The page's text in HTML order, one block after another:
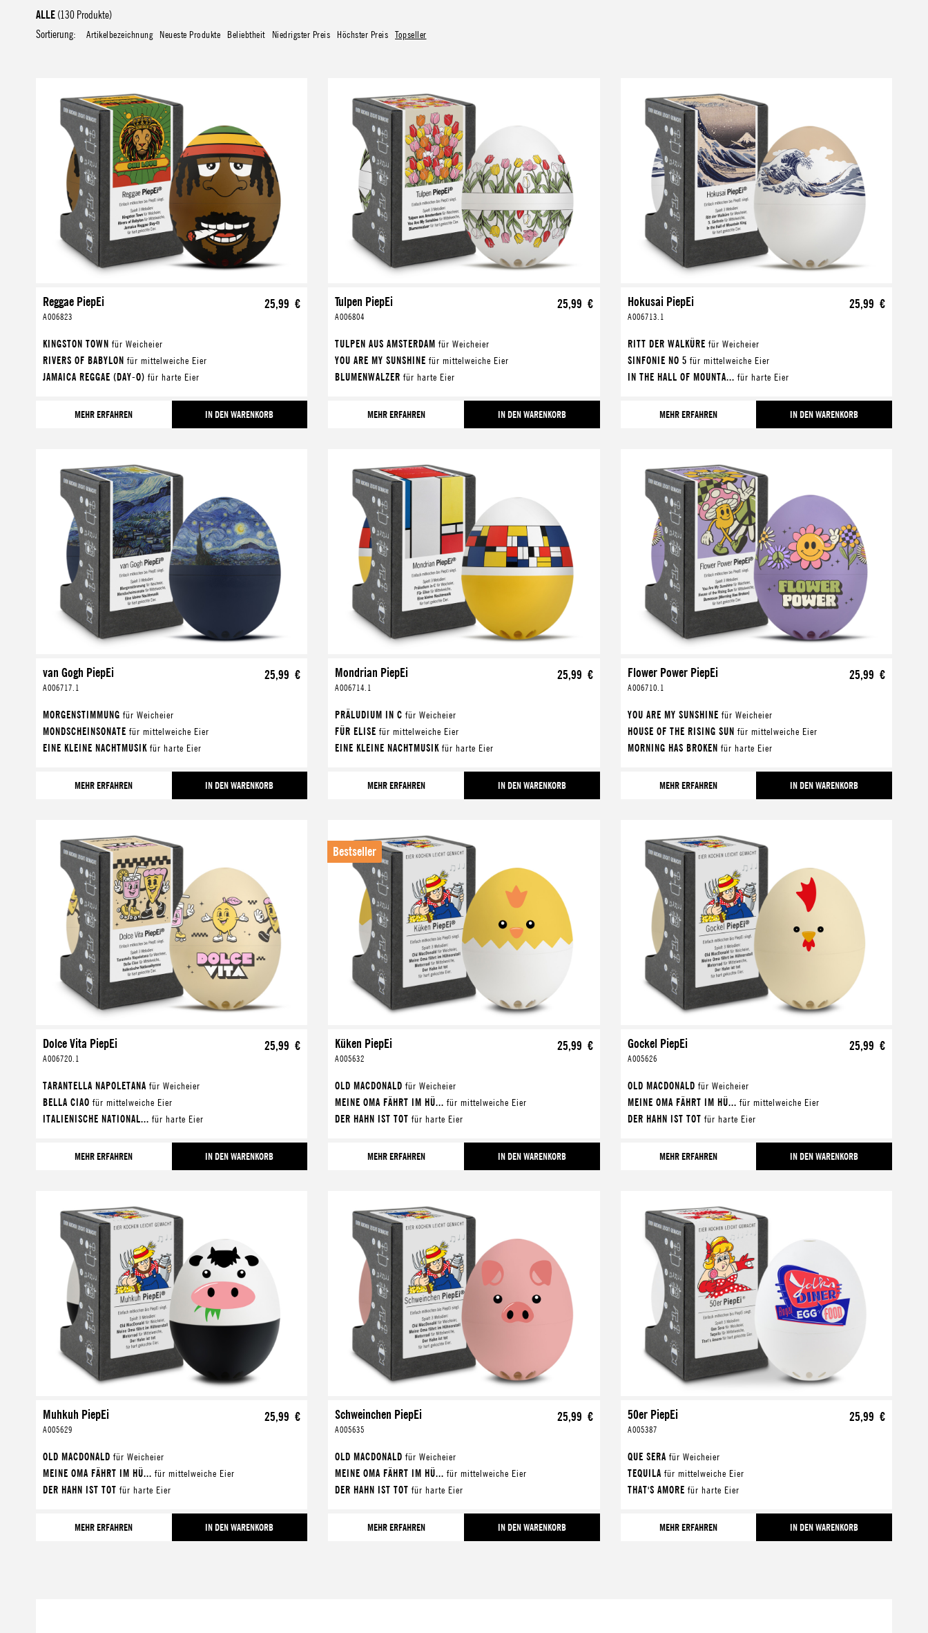
ALLE (130 Produkte)
Sortierung:
Artikelbezeichnung Neueste Produkte Beliebtheit Niedrigster Preis Höchster Preis Topseller
Reggae PiepEi
A006823
25,99 €
KINGSTON TOWN für Weicheier
RIVERS OF BABYLON für mittelweiche Eier
JAMAICA REGGAE (DAY-O) für harte Eier
MEHR ERFAHREN IN DEN WARENKORB
Tulpen PiepEi
A006804
25,99 €
TULPEN AUS AMSTERDAMfür Weicheier
YOU ARE MY SUNSHINEfür mittelweiche Eier
BLUMENWALZER für harte Eier
MEHR ERFAHREN IN DEN WARENKORB
Hokusai PiepEi
A006713.1
25,99 €
RITT DER WALKÜRE für Weicheier
SINFONIE NO 5 für mittelweiche Eier
IN THE HALL OF MOUNTA... für harte Eier
MEHR ERFAHREN IN DEN WARENKORB
van Gogh PiepEi
A006717.1
25,99 €
MORGENSTIMMUNG für Weicheier
MONDSCHEINSONATE für mittelweiche Eier
EINE KLEINE NACHTMUSIK für harte Eier
MEHR ERFAHREN IN DEN WARENKORB
Mondrian PiepEi
A006714.1
25,99 €
PRÄLUDIUM IN Cfür Weicheier
FÜR ELISEfür mittelweiche Eier
EINE KLEINE NACHTMUSIK für harte Eier
MEHR ERFAHREN IN DEN WARENKORB
Flower Power PiepEi
A006710.1
25,99 €
YOU ARE MY SUNSHINE für Weicheier
HOUSE OF THE RISING SUN für mittelweiche Eier
MORNING HAS BROKEN für harte Eier
MEHR ERFAHREN IN DEN WARENKORB
Dolce Vita PiepEi
A006720.1
25,99 €
TARANTELLA NAPOLETANA für Weicheier
BELLA CIAO für mittelweiche Eier
ITALIENISCHE NATIONAL... für harte Eier
MEHR ERFAHREN IN DEN WARENKORB
Bestseller
Küken PiepEi
A005632
25,99 €
OLD MACDONALDfür Weicheier
MEINE OMA FÄHRT IM HÜ... für mittelweiche Eier
DER HAHN IST TOT für harte Eier
MEHR ERFAHREN IN DEN WARENKORB
Gockel PiepEi
A005626
25,99 €
OLD MACDONALD für Weicheier
MEINE OMA FÄHRT IM HÜ... für mittelweiche Eier
DER HAHN IST TOT für harte Eier
MEHR ERFAHREN IN DEN WARENKORB
Muhkuh PiepEi
A005629
25,99 €
OLD MACDONALD für Weicheier
MEINE OMA FÄHRT IM HÜ... für mittelweiche Eier
DER HAHN IST TOT für harte Eier
MEHR ERFAHREN IN DEN WARENKORB
Schweinchen PiepEi
A005635
25,99 €
OLD MACDONALDfür Weicheier
MEINE OMA FÄHRT IM HÜ... für mittelweiche Eier
DER HAHN IST TOT für harte Eier
MEHR ERFAHREN IN DEN WARENKORB
50er PiepEi
A005387
25,99 €
QUE SERA für Weicheier
TEQUILA für mittelweiche Eier
THAT'S AMORE für harte Eier
MEHR ERFAHREN IN DEN WARENKORB